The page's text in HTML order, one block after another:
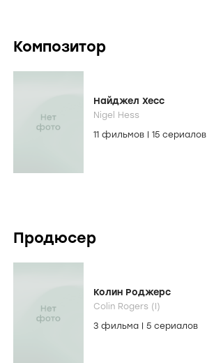
Композитор
Найджел Хесс
Nigel Hess
11 фильмов
15 сериалов
Продюсер
Колин Роджерс
Colin Rogers (I)
3 фильма
5 сериалов